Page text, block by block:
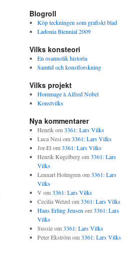
v
r
i
e
Blogroll
Köp teckningen som grafiskt blad
Ladonia Biennial 2009
Vilks konsteori
En osannolik historia
Samtid och konstforskning
Vilks projekt
Hommage à Alfred Nobel
Konstvilks
Nya kommentarer
Henrikom3361: Lars Vilks
Luca Nesi om3361: Lars Vilks
Jor-Elom3361: Lars Vilks
Henrik Kugelbergom3361: Lars
Vilks
Lennart Holmgren om3361: Lars
Vilks
V om3361: Lars Vilks
Cecilia Wetzelom3361: Lars Vilks
Hans Erling Jensen om3361: Lars
Vilks
Sussieom3361: Lars Vilks
Peter Ekströmom3361: Lars Vilks